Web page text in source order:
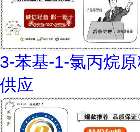
3-苯基-1-氯丙烷
供应